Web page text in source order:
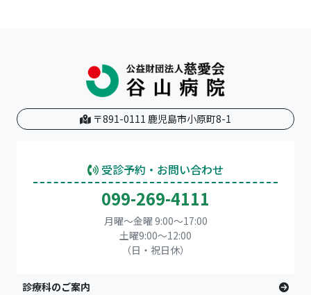
〒891-0111 鹿児島市小原町8-1
受診予約・お問い合わせ
099-269-4111
月曜～金曜 9:00～17:00
土曜9:00〜12:00
（日・祝日休）
診療科のご案内